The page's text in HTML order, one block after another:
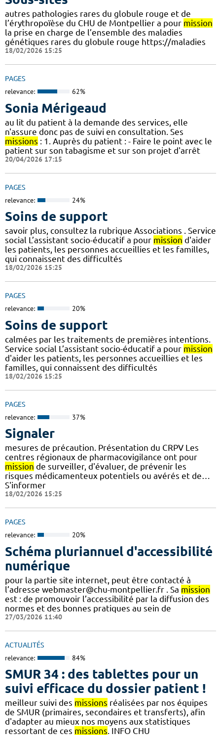
autres pathologies rares du globule rouge et de
l’érythropoïèse du CHU de Montpellier a pour mission
la prise en charge de l’ensemble des maladies
génétiques rares du globule rouge https://maladies
18/02/2026 15:25
PAGES
relevance: 62%
Sonia Mérigeaud
au lit du patient à la demande des services, elle
n'assure donc pas de suivi en consultation. Ses
missions : 1. Auprès du patient : - Faire le point avec le
patient sur son tabagisme et sur son projet d'arrêt
20/04/2026 17:15
PAGES
relevance: 24%
Soins de support
savoir plus, consultez la rubrique Associations . Service
social L’assistant socio-éducatif a pour mission d'aider
les patients, les personnes accueillies et les familles,
qui connaissent des difficultés
18/02/2026 15:25
PAGES
relevance: 20%
Soins de support
calmées par les traitements de premières intentions.
Service social L’assistant socio-éducatif a pour mission
d'aider les patients, les personnes accueillies et les
familles, qui connaissent des difficultés
18/02/2026 15:25
PAGES
relevance: 37%
Signaler
mesures de précaution. Présentation du CRPV Les
centres régionaux de pharmacovigilance ont pour
mission de surveiller, d'évaluer, de prévenir les
risques médicamenteux potentiels ou avérés et de…
S'informer
18/02/2026 15:25
PAGES
relevance: 20%
Schéma pluriannuel d'accessibilité
numérique
pour la partie site internet, peut être contacté à
l’adresse webmaster@chu-montpellier.fr . Sa mission
est : de promouvoir l’accessibilité par la diffusion des
normes et des bonnes pratiques au sein de
27/03/2026 11:40
ACTUALITÉS
relevance: 84%
SMUR 34 : des tablettes pour un
suivi efficace du dossier patient !
meilleur suivi des missions réalisées par nos équipes
de SMUR (primaires, secondaires et transferts), afin
d'adapter au mieux nos moyens aux statistiques
ressortant de ces missions.​​ INFO CHU